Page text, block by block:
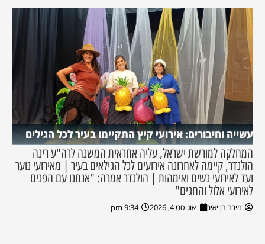
עשייה וחיבורים: אירועי קיץ התקיימו בעיר לכל הגילים
המחלקה למורשת ישראל, עליה אחראית המשנה לרה"ע רינה
הולנדר, קיימה לאחרונה אירועים לכל הגילאים בעיר | מאירועי נוער
ועד לאירועי נשים ואימהות | הולנדר אמרה: "אנחנו עם הפנים
לאירועי אלול והחגים"
מירב בן יאיר אוגוסט 4, 2026 9:34 pm